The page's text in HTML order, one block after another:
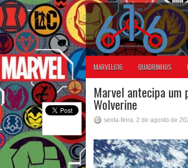
MARVEL616 QUADRINHOS
Marvel antecipa um
Wolverine
sexta-feira, 2 de agosto de